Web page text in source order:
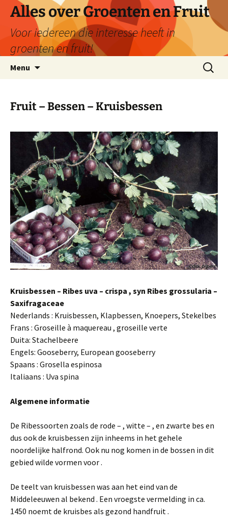
naarAlles over Groenten en Fruit
Voor iedereen die interesse heeft in
groenten en fruit!
Menu
Zoeken
naar:
Fruit – Bessen – Kruisbessen
Kruisbessen – Ribes uva – crispa , syn Ribes grossularia –
Saxifragaceae
Nederlands : Kruisbessen, Klapbessen, Knoepers, Stekelbes
Frans : Groseille à maquereau , groseille verte
Duita: Stachelbeere
Engels: Gooseberry, European gooseberry
Spaans : Grosella espinosa
Italiaans : Uva spina
Algemene informatie
De Ribessoorten zoals de rode – , witte – , en zwarte bes en
dus ook de kruisbessen zijn inheems in het gehele
noordelijke halfrond. Ook nu nog komen in de bossen in dit
gebied wilde vormen voor .
De teelt van kruisbessen was aan het eind van de
Middeleeuwen al bekend . Een vroegste vermelding in ca.
1450 noemt de kruisbes als gezond handfruit .